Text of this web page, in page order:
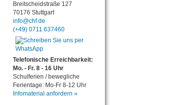
Breitscheidstraße 127
70176 Stuttgart
info@chf.de
(+49) 0711 637460
Telefonische Erreichbarkeit:
Mo. - Fr. 8 - 16 Uhr
Schulferien / bewegliche
Ferientage: Mo-Fr 8-12 Uhr
Infomaterial anfordern »